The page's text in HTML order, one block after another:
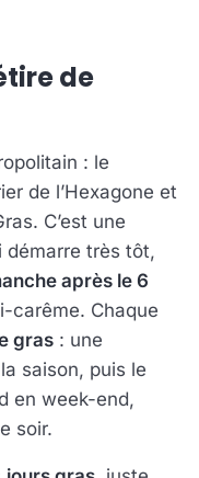
de
: le
de l’Hexagone et
C’est une
démarre très tôt,
après le 6
carême. Chaque
gras : une
saison, puis le
en week-end,
soir.